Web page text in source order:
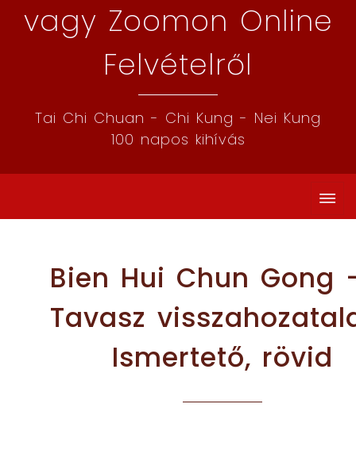
vagy Zoomon Online
Felvételről
Tai Chi Chuan - Chi Kung - Nei Kung
100 napos kihívás
Bien Hui Chun Gong
Tavasz
Ismertető, rövid